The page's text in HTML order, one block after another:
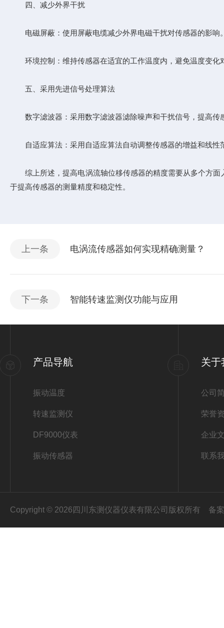
四、减少外界干扰
电磁屏蔽：使用屏蔽电缆减少外界电磁干扰对传感器的影响
环境控制：维持传感器在适宜的工作温度内，避免温度变化
五、采用先进信号处理算法
数字滤波器：采用数字滤波器滤除噪声和干扰信号，提高传
自适应算法：采用自适应算法自动调整传感器的增益和线性
综上所述，提高电涡流轴位移传感器的精度需要从多个方面
于提高传感器的测量精度和稳定性。
上一条 电涡流传感器如何实现精确测量？
下一条 智能转速监测仪功能与应用
产品导航
振动温度
转速监测仪
DF9000仪表
振动传感器
关于
公司
荣誉
企业
联系
Copyright © 2026四川东测仪器仪表有限公司版权所有 备